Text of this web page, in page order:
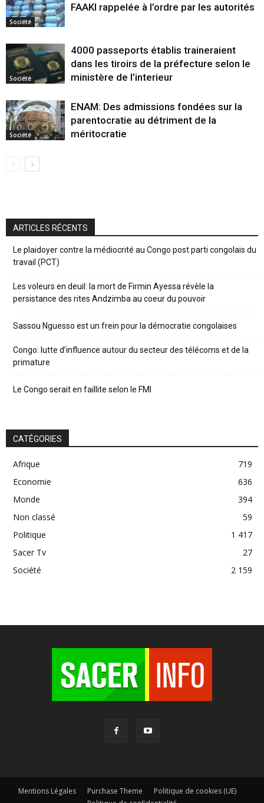
Société
FAAKI rappelée à l’ordre par les autorités
Société
4000 passeports établis traineraient
dans les tiroirs de la préfecture selon le
ministère de l’interieur
Société
ENAM: Des admissions fondées sur la
parentocratie au détriment de la
méritocratie
ARTICLES RÉCENTS
Le plaidoyer contre la médiocrité au Congo post parti congolais du
travail (PCT)
Les voleurs en deuil: la mort de Firmin Ayessa révèle la
persistance des rites Andzimba au coeur du pouvoir
Sassou Nguesso est un frein pour la démocratie congolaises
Congo: lutte d’influence autour du secteur des télécoms et de la
primature
Le Congo serait en faillite selon le FMI
CATÉGORIES
Afrique
719
Economie
636
Monde
394
Non classé
59
Politique
1 417
Sacer Tv
27
Société
2 159
Mentions Légales Purchase Theme
Politique de cookies (UE)